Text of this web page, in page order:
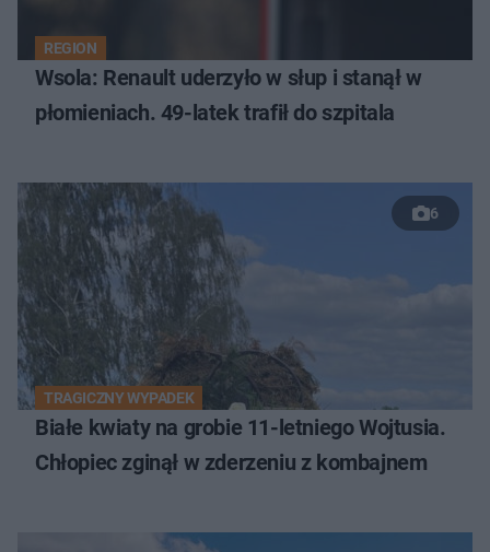
REGION
Wsola: Renault uderzyło w słup i stanął w
płomieniach. 49-latek trafił do szpitala
6
TRAGICZNY WYPADEK
Białe kwiaty na grobie 11-letniego Wojtusia.
Chłopiec zginął w zderzeniu z kombajnem